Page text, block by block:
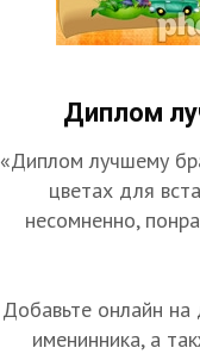
Диплом
«Диплом лучшему
цветах для
несомненно,
Добавьте онлайн
именинника, а